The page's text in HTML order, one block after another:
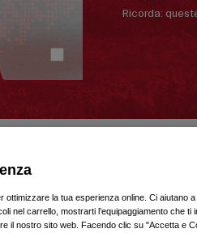
Ricorda:
ottimizzare la tua esperienza online. Ci aiutano
nel carrello, mostrarti l’equipaggiamento che ti
il nostro sito web. Facendo clic su "Accetta e